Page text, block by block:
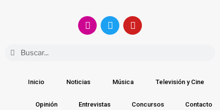
Inicio Noticias Música Televisión y Cine
Opinión Entrevistas Concursos Contacto